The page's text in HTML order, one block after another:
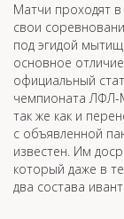
Матчи проходят
свои
под эгидой
основное
официальный
чемпионата ЛФЛ-
так же как и
с объявленной
известен. Им
который даже в
два состава